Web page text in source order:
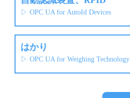
▷ OPC UA for AutoId Devices
はかり
▷ OPC UA for Weighing Technology